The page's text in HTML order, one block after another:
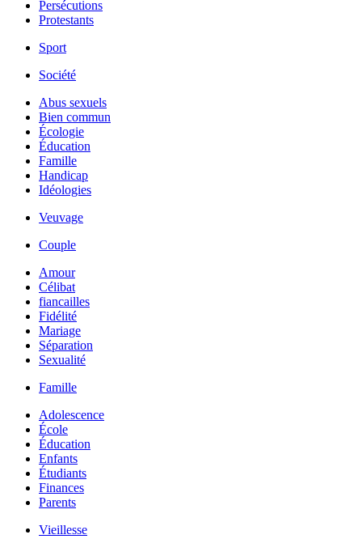
Persécutions
Protestants
Sport
Société
Abus sexuels
Bien commun
Écologie
Éducation
Famille
Handicap
Idéologies
Veuvage
Couple
Amour
Célibat
fiancailles
Fidélité
Mariage
Séparation
Sexualité
Famille
Adolescence
École
Éducation
Enfants
Étudiants
Finances
Parents
Vieillesse